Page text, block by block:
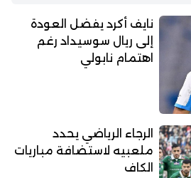
نايف أكرد يفضل العودة
إلى ريال سوسيداد رغم
اهتمام نابولي
الرجاء الرياضي يحدد
ملعبيه لاستضافة مباريات
الكاف